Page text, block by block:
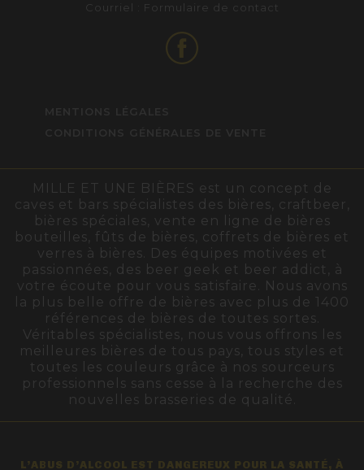
Courriel : Formulaire de contact
MILLE ET UNE BIÈRES est un concept de
caves et bars spécialistes des bières, craftbeer,
bières spéciales, vente en ligne de bières
bouteilles, fûts de bières, coffrets de bières et
verres à bières. Des équipes motivées et
passionnées, des beer geek et beer addict, à
votre écoute pour vous satisfaire. Nous avons
la plus belle offre de bières avec plus de 1400
références de bières de toutes sortes.
Véritables spécialistes, nous vous offrons les
meilleures bières de tous pays, tous styles et
toutes les couleurs grâce à nos sourceurs
professionnels sans cesse à la recherche des
nouvelles brasseries de qualité.
L’ABUS D’ALCOOL EST DANGEREUX POUR LA SANTÉ, À